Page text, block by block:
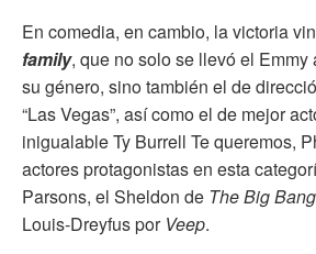
En comedia, en cambio, la victoria
family, que no solo se llevó el Emmy
su género, sino también el de
“Las Vegas”, así como el de mejor
inigualable Ty Burrell Te queremos,
actores protagonistas en esta
Parsons, el Sheldon de The Big
Louis-Dreyfus por Veep.